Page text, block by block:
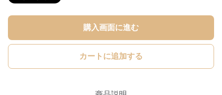
購入画面に進む
カートに追加する